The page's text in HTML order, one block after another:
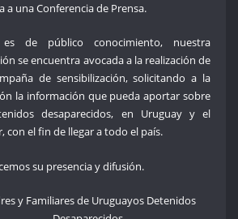
a una Conferencia de Prensa.
de público conocimiento, nuestra
se encuentra avocada a la realización de
de sensibilización, solicitando a la
la información que pueda aportar sobre
desaparecidos, en Uruguay y el
con el fin de llegar a todo el país.
su presencia y difusión.
y Familiares de Uruguayos Detenidos